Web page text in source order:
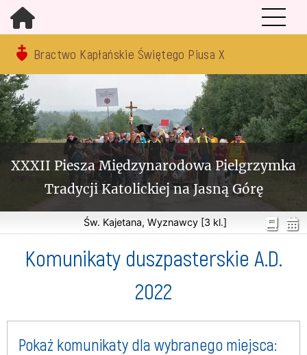
Bractwo Kapłańskie Świętego Piusa X
XXXII Piesza Międzynarodowa Pielgrzymka
Tradycji Katolickiej na Jasną Górę
Św. Kajetana, Wyznawcy [3 kl.]
Komunikaty duszpasterskie A.D.
2022
Pokaż komunikaty dla wybranego miejsca: